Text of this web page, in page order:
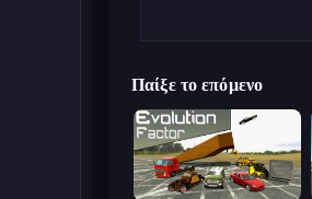
Παίξε το επόμενο
Evolution Factor